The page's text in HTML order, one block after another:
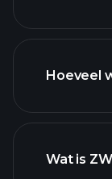
Hoeveel
Wat is